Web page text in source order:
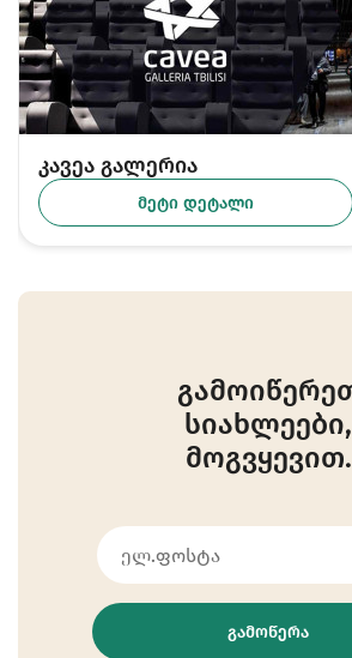
კავეა გალერია
ᲛᲔᲢᲘ ᲓᲔᲢᲐᲚᲘ
სიახლეები,
მოგვყევით.
ᲒᲐᲛᲝᲬᲔᲠᲐ